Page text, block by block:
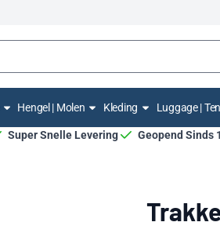
Hengel | Molen Kleding Luggage |
Super Snelle Levering Geopend Sinds